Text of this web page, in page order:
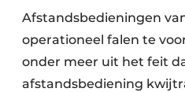
Afstandsbedieningen
operationeel falen te
onder meer uit het feit
afstandsbediening